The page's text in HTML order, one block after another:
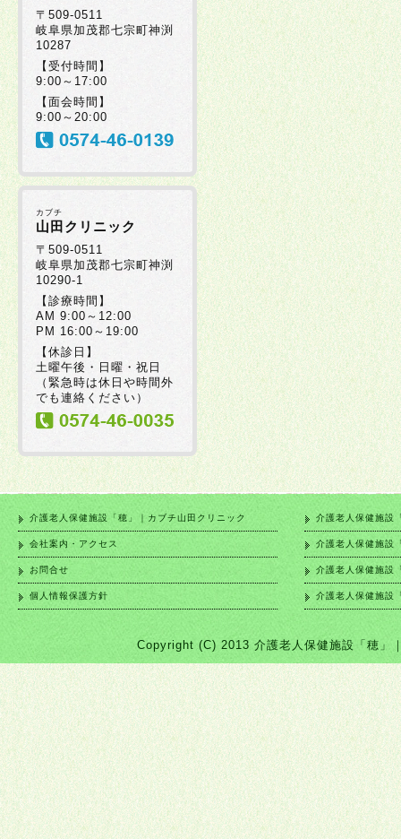
〒509-0511
岐阜県加茂郡七宗町神渕
10287
【受付時間】
9:00～17:00
【面会時間】
9:00～20:00
カブチ
山田クリニック
〒509-0511
岐阜県加茂郡七宗町神渕
10290-1
【診療時間】
AM 9:00～12:00
PM 16:00～19:00
【休診日】
土曜午後・日曜・祝日
（緊急時は休日や時間外
でも連絡ください）
介護老人保健施設「穂」｜カブチ山田クリニック
会社案内・アクセス
お問合せ
個人情報保護方針
介護老人保健施設
介護老人保健施設
介護老人保健施設
介護老人保健施設
Copyright (C) 2013 介護老人保健施設「穂